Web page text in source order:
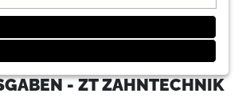
- ZT ZAHNTECHNIK